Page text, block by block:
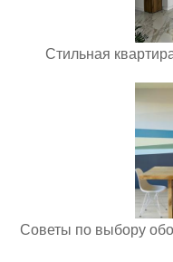
Стильная
Советы по выбору